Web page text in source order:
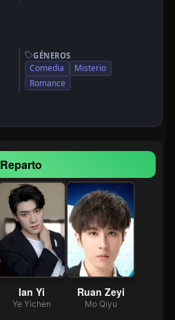
GÉNEROS
Comedia
Misterio
Romance
Reparto
Ian Yi
Ye Yichen
Ruan Zeyi
Mo Qiyu